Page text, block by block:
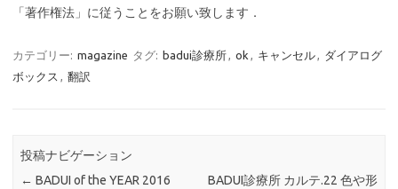
「著作権法」に従うことをお願い致します．
カテゴリー: magazine タグ: badui診療所, ok , キャンセル, ダイアログ
ボックス , 翻訳
投稿ナビゲーション
← BADUI of the YEAR 2016
BADUI診療所 カルテ.22 色や形